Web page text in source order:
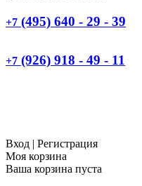
+7 (495) 640 - 29 - 39
+7 (926) 918 - 49 - 11
Вход | Регистрация
Моя корзина
Ваша корзина пуста